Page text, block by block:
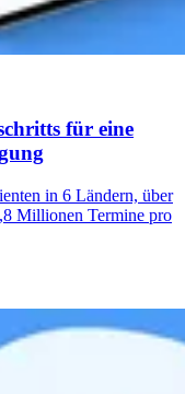
für eine
in 6 Ländern, über
Millionen Termine pro